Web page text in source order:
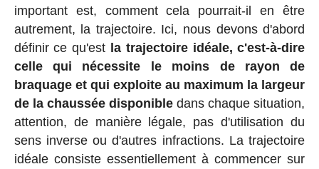
important est, comment cela pourrait-il en être
autrement, la trajectoire. Ici, nous devons d'abord
définir ce qu'est la trajectoire idéale, c'est-à-dire
celle qui nécessite le moins de rayon de
braquage et qui exploite au maximum la largeur
de la chaussée disponibledans chaque situation,
attention, de manière légale, pas d'utilisation du
sens inverse ou d'autres infractions. La trajectoire
idéale consiste essentiellement à commencer sur